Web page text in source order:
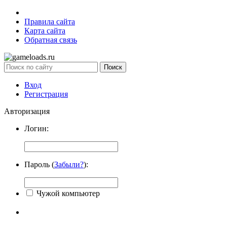
Правила сайта
Карта сайта
Обратная связь
Вход
Регистрация
Авторизация
Логин:
Пароль (Забыли?):
Чужой компьютер